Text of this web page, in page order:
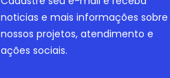
noticias e mais informações sobre
nossos projetos, atendimento e
ações sociais.